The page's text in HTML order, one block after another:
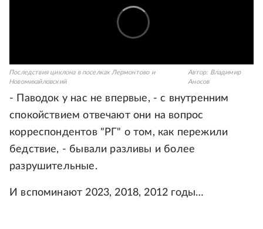
Последствия циклона в поселках Лермонтово и
Новомихайловский
Автор: Владимир
Аносов
- Паводок у нас не впервые, - с внутренним
спокойствием отвечают они на вопрос
корреспондентов "РГ" о том, как пережили
бедствие, - бывали разливы и более
разрушительные.
И вспоминают 2023, 2018, 2012 годы…